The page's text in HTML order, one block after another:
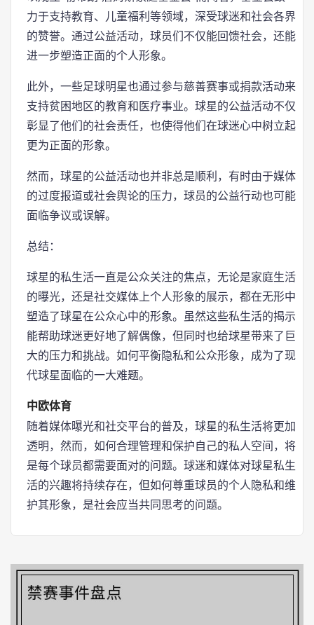
力于支持教育、儿童福利等领域，深受球迷和社会各界
的赞誉。通过公益活动，球员们不仅能回馈社会，还能
进一步塑造正面的个人形象。
此外，一些足球明星也通过参与慈善赛事或捐款活动来
支持贫困地区的教育和医疗事业。球星的公益活动不仅
彰显了他们的社会责任，也使得他们在球迷心中树立起
更为正面的形象。
然而，球星的公益活动也并非总是顺利，有时由于媒体
的过度报道或社会舆论的压力，球员的公益行动也可能
面临争议或误解。
总结：
球星的私生活一直是公众关注的焦点，无论是家庭生活
的曝光，还是社交媒体上个人形象的展示，都在无形中
塑造了球星在公众心中的形象。虽然这些私生活的揭示
能帮助球迷更好地了解偶像，但同时也给球星带来了巨
大的压力和挑战。如何平衡隐私和公众形象，成为了现
代球星面临的一大难题。
中欧体育
随着媒体曝光和社交平台的普及，球星的私生活将更加
透明，然而，如何合理管理和保护自己的私人空间，将
是每个球员都需要面对的问题。球迷和媒体对球星私生
活的兴趣将持续存在，但如何尊重球员的个人隐私和维
护其形象，是社会应当共同思考的问题。